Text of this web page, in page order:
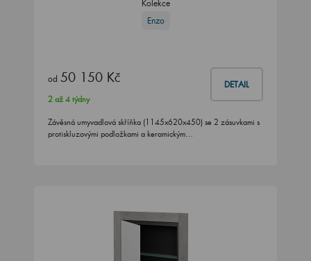
Kolekce
Enzo
od 50 150 Kč DETAIL
2 až 4 týdny
Závěsná umyvadlová skříňka (1145x620x450) se 2 zásuvkami s
protiskluzovými podložkami a keramickým…